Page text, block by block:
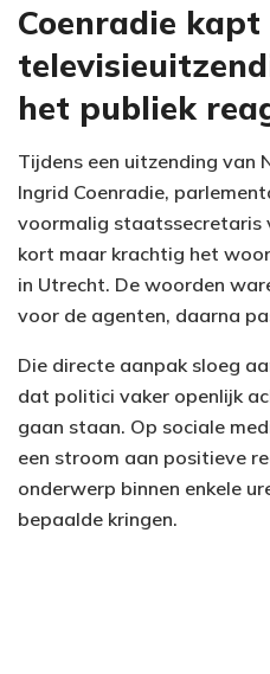
Coenradie kapt
het publiek
Tijdens een uitzending van
Ingrid Coenradie,
voormalig staatssecretaris
kort maar krachtig het
in Utrecht. De woorden
voor de agenten, daarna
Die directe aanpak sloeg
dat politici vaker openlijk
gaan staan. Op sociale
een stroom aan positieve
onderwerp binnen enkele
bepaalde kringen.